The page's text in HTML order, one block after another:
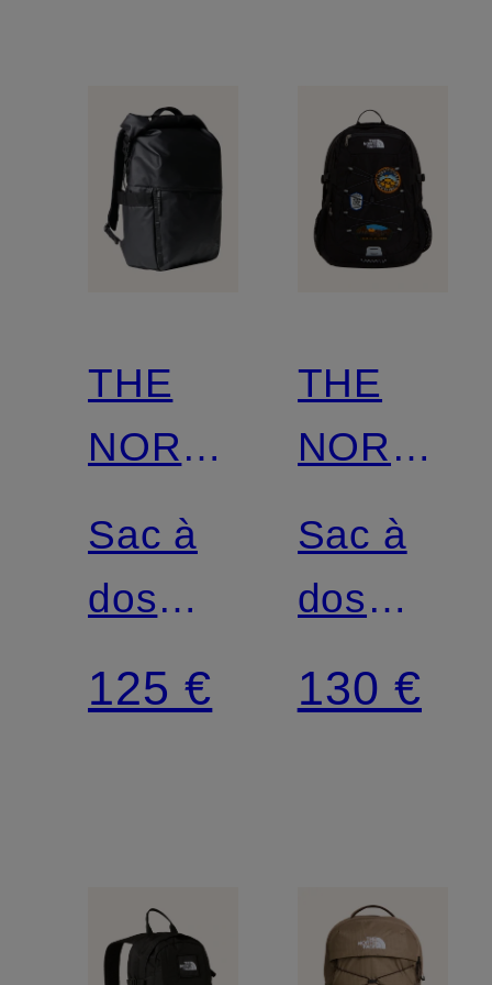
ordinateur
portable
THE
NORTH
FACE
Sac à
dos
BASE
CAMP
avec
125 €
THE
NORTH
FACE
Sac à
dos
CLASSIC
130 €